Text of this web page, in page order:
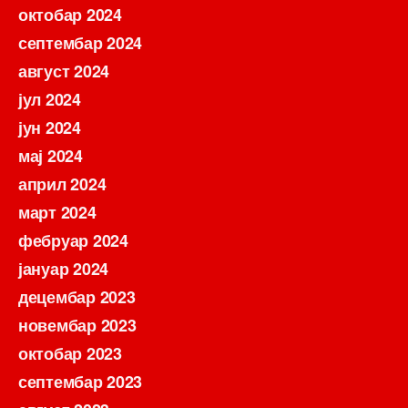
октобар 2024
септембар 2024
август 2024
јул 2024
јун 2024
мај 2024
април 2024
март 2024
фебруар 2024
јануар 2024
децембар 2023
новембар 2023
октобар 2023
септембар 2023